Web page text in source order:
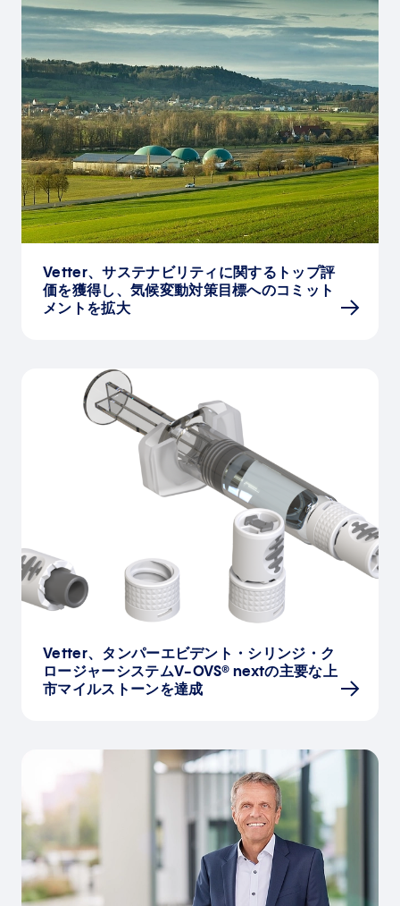
Vetter、サステナビリティに関するトップ評
価を獲得し、気候変動対策目標へのコミット
メントを拡大
Vetter、タンパーエビデント・シリンジ・ク
ロージャーシステムV-OVS® nextの主要な上
市マイルストーンを達成